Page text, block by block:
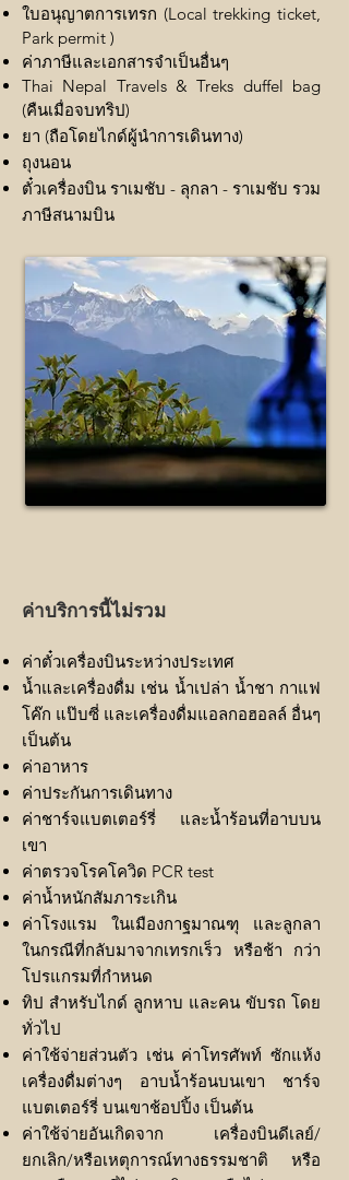
ใบอนุญาตการเทรก (Local trekking ticket,
Park permit )
ค่าภาษีและเอกสารจำเป็นอื่นๆ
Thai Nepal Travels & Treks duffel bag
(คืนเมื่อจบทริป)
ยา (ถือโดยไกด์ผู้นำการเดินทาง)
ถุงนอน
ตั๋วเครื่องบิน ราเมชับ - ลุกลา - ราเมชับ รวม
ภาษีสนามบิน​
ค่าบริการนี้ไม่รวม
ค่าตั๋วเครื่องบินระหว่างประเทศ
น้ำและเครื่องดื่ม เช่น น้ำเปล่า น้ำชา กาแฟ
โค๊ก แป๊บซี่ และเครื่องดื่มแอลกอฮอลล์ อื่นๆ
เป็นต้น
ค่าอาหาร
ค่าประกันการเดินทาง
ค่าชาร์จแบตเตอร์รี่ และน้ำร้อนที่อาบบน
เขา
ค่าตรวจโรคโควิด PCR test
ค่าน้ำหนักสัมภาระเกิน
ค่าโรงแรม ในเมืองกาฐมาณฑุ และลูกลา
ในกรณีที่กลับมาจากเทรกเร็ว หรือช้า กว่า
โปรแกรมที่กำหนด
ทิป สำหรับไกด์ ลูกหาบ และคน ขับรถ โดย
ทั่วไป
ค่าใช้จ่ายส่วนตัว เช่น ค่าโทรศัพท์ ซักแห้ง
เครื่องดื่มต่างๆ อาบน้ำร้อนบนเขา ชาร์จ
แบตเตอร์รี่ บนเขาช้อปปิ้ง เป็นต้น
ค่าใช้จ่ายอันเกิดจาก เครื่องบินดีเลย์/
ยกเลิก/หรือเหตุการณ์ทางธรรมชาติ หรือ